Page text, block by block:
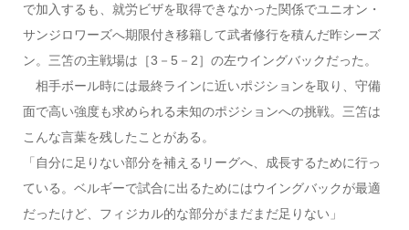
で加入するも、就労ビザを取得できなかった関係でユニオン・
サンジロワーズへ期限付き移籍して武者修行を積んだ昨シーズ
ン。三笘の主戦場は［3－5－2］の左ウイングバックだった。
相手ボール時には最終ラインに近いポジションを取り、守備
面で高い強度も求められる未知のポジションへの挑戦。三笘は
こんな言葉を残したことがある。
「自分に足りない部分を補えるリーグへ、成長するために行っ
ている。ベルギーで試合に出るためにはウイングバックが最適
だったけど、フィジカル的な部分がまだまだ足りない」